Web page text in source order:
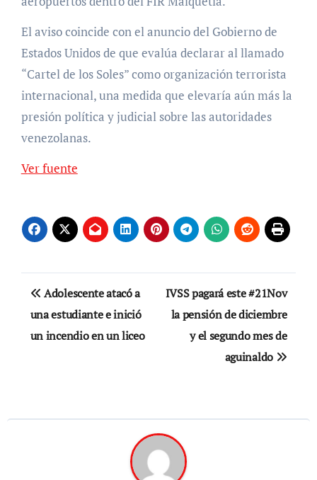
El aviso coincide con el anuncio del Gobierno de
Estados Unidos de que evalúa declarar al llamado
“Cartel de los Soles” como organización terrorista
internacional, una medida que elevaría aún más la
presión política y judicial sobre las autoridades
venezolanas.
Ver fuente
Navegación
de
entradas
Adolescente atacó a
una estudiante e inició
un incendio en un liceo
IVSS pagará este #21Nov
la pensión de diciembre
y el segundo mes de
aguinaldo